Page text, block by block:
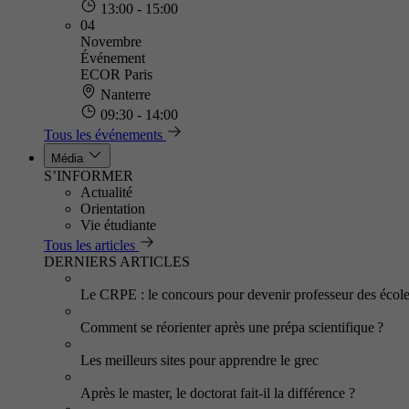
13:00 - 15:00
04
Novembre
Événement
ECOR Paris
Nanterre
09:30 - 14:00
Tous les événements
Média
S’INFORMER
Actualité
Orientation
Vie étudiante
Tous les articles
DERNIERS ARTICLES
Le CRPE : le concours pour devenir professeur des
Comment se réorienter après une prépa scientifique ?
Les meilleurs sites pour apprendre le grec
Après le master, le doctorat fait-il la différence ?